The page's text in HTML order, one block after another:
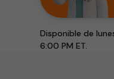
Disponible de
6:00 PM ET.